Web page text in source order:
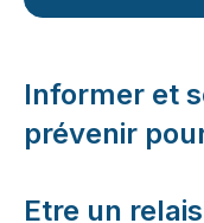
Informer et
prévenir
Etre un